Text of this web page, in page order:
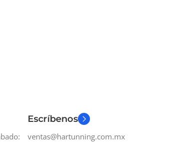
Escríbenos
ventas@hartunning.com.mx